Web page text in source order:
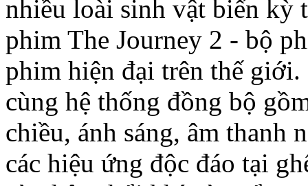
nhiều loài sinh vật biển kỳ
phim The Journey 2 - bộ
phim hiện đại trên thế
cùng hệ thống đồng bộ
chiều, ánh sáng, âm thanh
các hiệu ứng độc đáo tại